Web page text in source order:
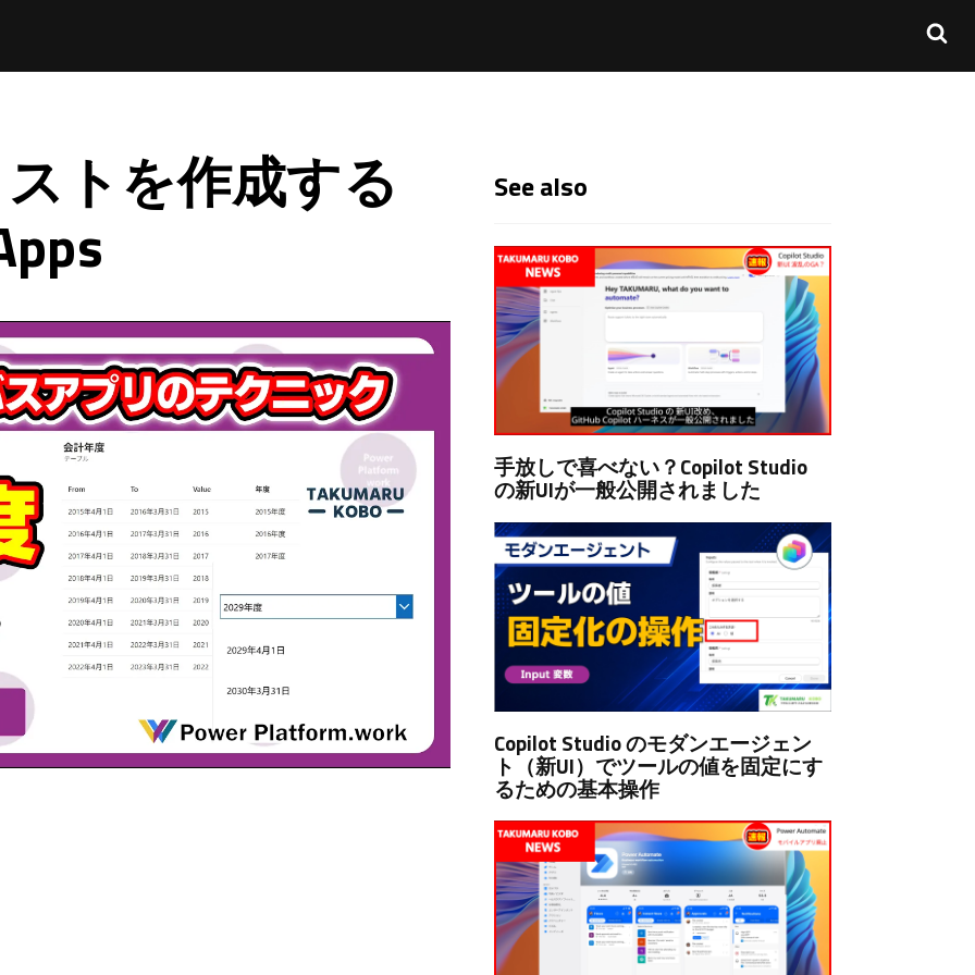
トを作成する See also
手放しで喜べない？Copilot Studio
の新UIが一般公開されました
Copilot Studio のモダンエージェン
ト（新UI）でツールの値を固定にす
るための基本操作